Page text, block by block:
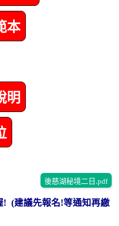
本
明
後慈湖秘境二日.pdf
! (建議先報名!等通知再繳